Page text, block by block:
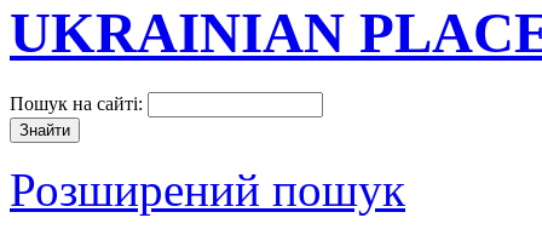
UKRAINIAN
Пошук на сайті:
Розширений пошук